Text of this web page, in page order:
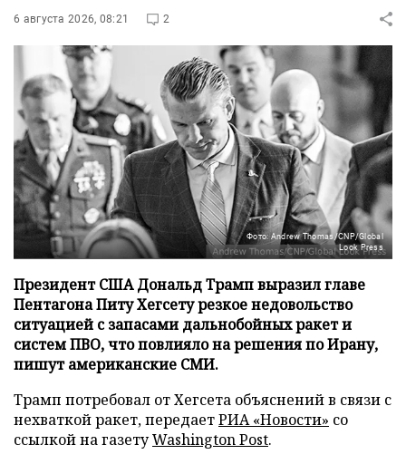
6 августа 2026, 08:21 2
Фото: Andrew Thomas/CNP/Global
Look Press
Президент США Дональд Трамп выразил главе
Пентагона Питу Хегсету резкое недовольство
ситуацией с запасами дальнобойных ракет и
систем ПВО, что повлияло на решения по Ирану,
пишут американские СМИ.
Трамп потребовал от Хегсета объяснений в связи с
нехваткой ракет, передаетРИА «Новости» со
ссылкой на газетуWashington Post.